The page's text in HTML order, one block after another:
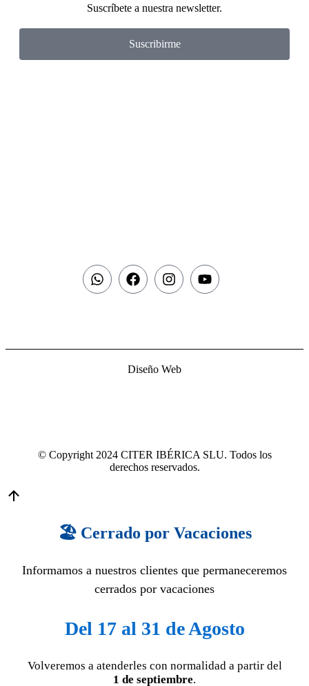
Suscríbete a nuestra newsletter.
Suscribirme
© Copyright 2024 CITER IBÉRICA SLU. Todos los
derechos reservados.
Diseño Web
🏖️ Cerrado por Vacaciones
Informamos a nuestros clientes que permaneceremos
cerrados por vacaciones
Del 17 al 31 de Agosto
Volveremos a atenderles con normalidad a partir del
1 de septiembre.